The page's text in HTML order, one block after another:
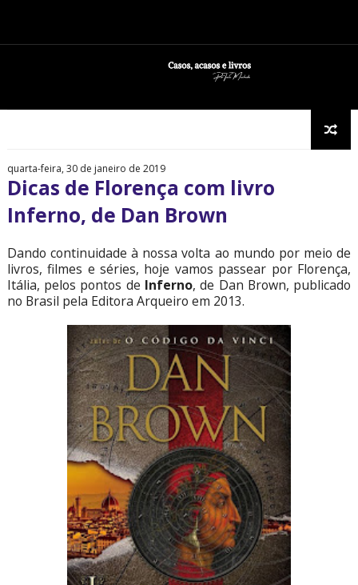
quarta-feira, 30 de janeiro de 2019
Dicas de Florença com livro
Inferno, de Dan Brown
Dando continuidade à nossa volta ao mundo por meio de
livros, filmes e séries, hoje vamos passear por Florença,
Itália, pelos pontos de Inferno, de Dan Brown, publicado
no Brasil pela Editora Arqueiro em 2013.